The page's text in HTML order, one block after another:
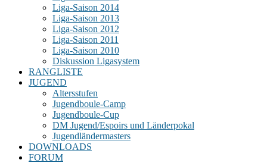
Liga-Saison 2014
Liga-Saison 2013
Liga-Saison 2012
Liga-Saison 2011
Liga-Saison 2010
Diskussion Ligasystem
RANGLISTE
JUGEND
Altersstufen
Jugendboule-Camp
Jugendboule-Cup
DM Jugend/Espoirs und Länderpokal
Jugendländermasters
DOWNLOADS
FORUM